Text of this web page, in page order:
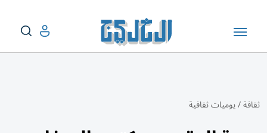
ثقافة/يوميات ثقافية